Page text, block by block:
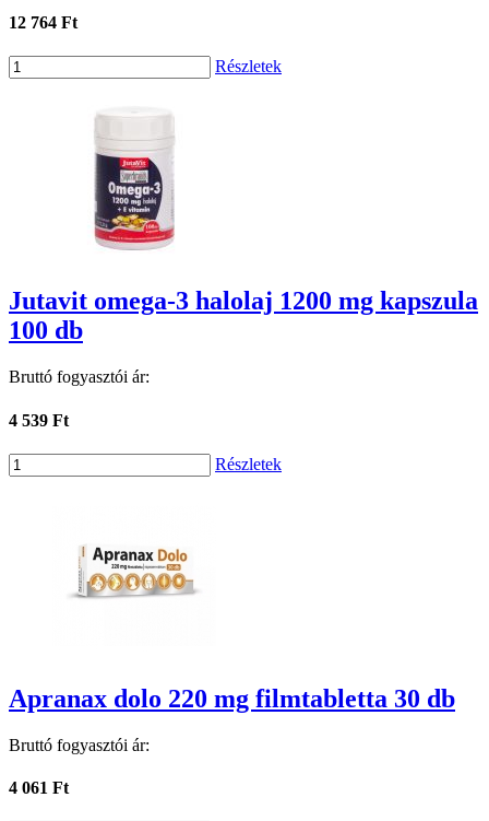
12 764 Ft
Részletek
Jutavit omega-3 halolaj 1200 mg kapszula
100 db
Bruttó fogyasztói ár:
4 539 Ft
Részletek
Apranax dolo 220 mg filmtabletta 30 db
Bruttó fogyasztói ár:
4 061 Ft